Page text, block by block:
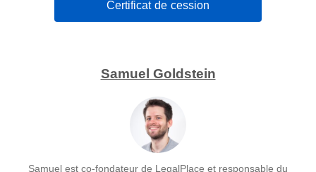
Certificat de cession
Samuel Goldstein
Samuel est co-fondateur de LegalPlace et responsable du